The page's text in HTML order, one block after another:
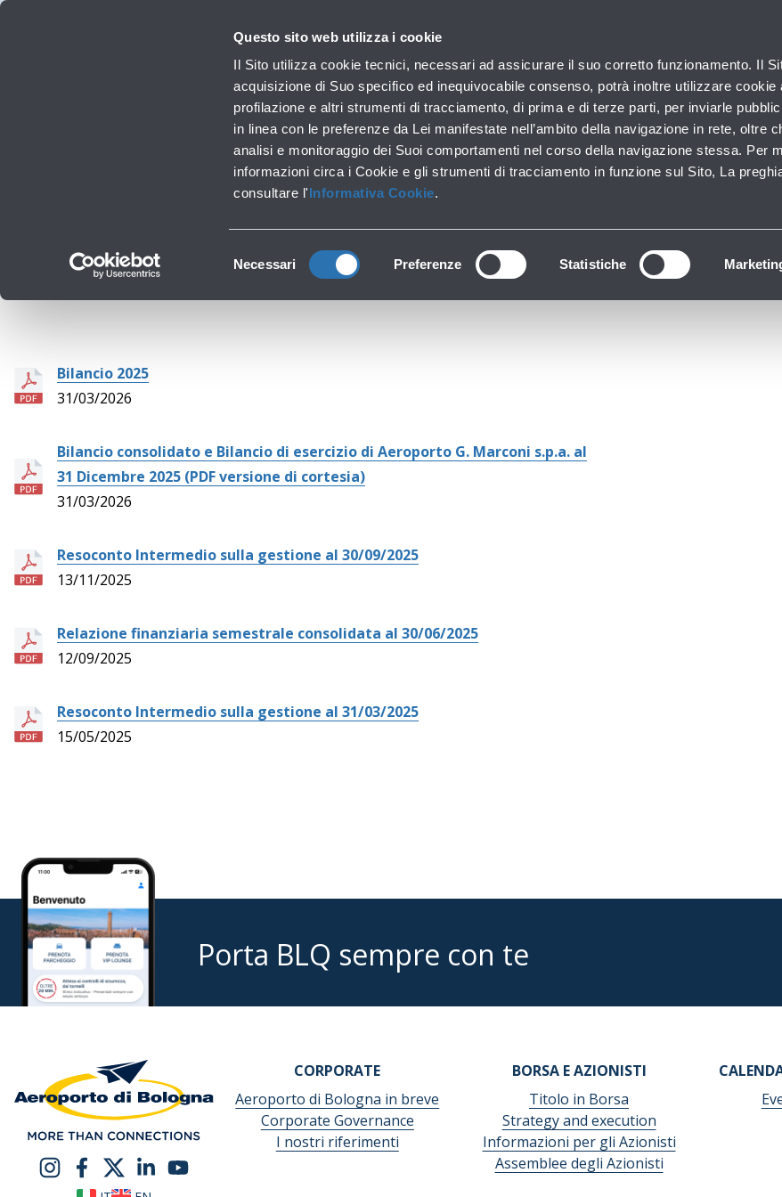
Questo sito web utilizza i cookie
Il Sito utilizza cookie tecnici, necessari ad assicurare il suo corretto funzionamento. Il
acquisizione di Suo specifico ed inequivocabile consenso, potrà inoltre utilizzare cookie
profilazione e altri strumenti di tracciamento, di prima e di terze parti, per inviarle
in linea con le preferenze da Lei manifestate nell’ambito della navigazione in rete, oltre
analisi e monitoraggio dei Suoi comportamenti nel corso della navigazione stessa. Per
informazioni circa i Cookie e gli strumenti di tracciamento in funzione sul Sito, La
consultare l'Informativa Cookie.
del
Necessari Preferenze Statistiche
Corporate Borsa e azionisti Calendario finanziario
2025
Bilancio 2025
31/03/2026
Bilancio consolidato e Bilancio di esercizio di Aeroporto G. Marconi s.p.a. al
31 Dicembre 2025 (PDF versione di cortesia)
31/03/2026
Resoconto Intermedio sulla gestione al 30/09/2025
13/11/2025
Relazione finanziaria semestrale consolidata al 30/06/2025
12/09/2025
Resoconto Intermedio sulla gestione al 31/03/2025
15/05/2025
Porta BLQ sempre con te
CORPORATE
Aeroporto di Bologna in breve
Corporate Governance
I nostri riferimenti
BORSA E AZIONISTI
Titolo in Borsa
Strategy and execution
Informazioni per gli Azionisti
Assemblee degli Azionisti